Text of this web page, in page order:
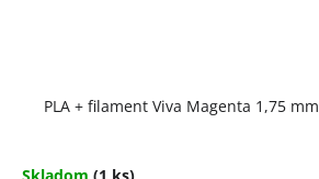
PLA + filament Viva Magenta 1,75